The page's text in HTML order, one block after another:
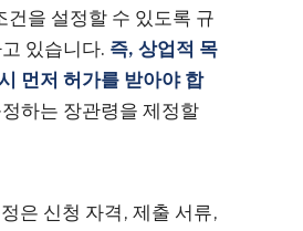
을 설정할 수 있도록 규
있습니다. 즉, 상업적 목
먼저 허가를 받아야 합
하는 장관령을 제정할
은 신청 자격, 제출 서류,